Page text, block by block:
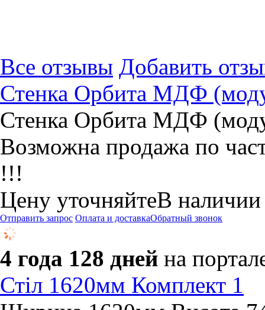
Все отзывы Добавить
Стенка Орбита МДФ
Стенка Орбита МДФ
Возможна продажа по
!!!
Цену уточняйтеВ наличии
Отправить запрос Оплата и доставкаОбратный звонок
4 года 128 дней на
Стіл 1620мм Комплект 1